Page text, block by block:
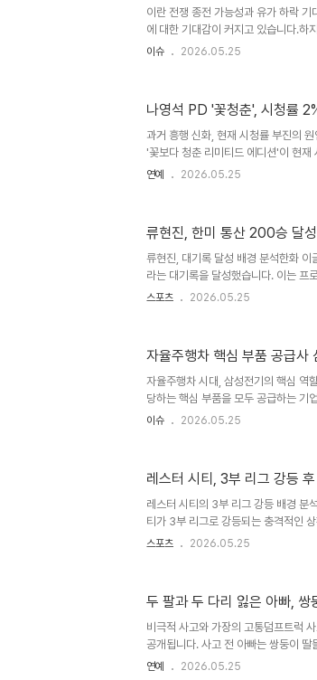
12년간 축적된 글로벌 서비스 운영
이란 전쟁 종전 가능성과 유가 하락
에 대한 기대감이 커지고 있습니다.하
실상 어렵고 내년은 되어야 가능할 것
엄'을 요구할 것이기 때문입니다.이러
정상화에는 상당한 시차가 존재합니다
의 물리적 복..
이슈 2026.05.25
나영석 PD '꽃청춘', 시청률
과거 흥행 신화, 현재 시청률 부진의
'꽃보다 청춘 리미티드 에디션'이 현
습니다. 과거 시즌3에서는 최고 시청
행히 민박집을 얻는 데 성공했습니다.
날 '베네핏 뽑기'에서 원하는 차를 뽑
로..
연예 2026.05.25
류현진, 한미 통산 200승 달
류현진, 대기록 달성 배경 분석한화
라는 대기록을 달성했습니다. 이는 프
역대 두 번째 기록입니다. 류현진 선
류현진 선수가 자신들에게 영감을 주
습니다. 류현진 선수의 소감 및 향후
감..
스포츠 2026.05.25
자율주행차 핵심 부품 공급사
자율주행차 시대, 삼성전기의 핵심 역
당하는 핵심 부품을 모두 공급하는 기
움직이는 자율주행 기술의 발전은 삼
예상됩니다. AI 반도체는 더 많은 전력
중요성이 커지고 있으며, AI 가속기
이슈 2026.05.25
레스터 시티, 3부 리그 강등
레스터 시티의 3부 리그 강등 배경 분
티가 3부 리그로 강등되는 충격적인
를 기록하며 리그1 강등이 확정되었습
료로 복귀할 예정입니다. 다만, 골키퍼
레스터 시티의 과거 영광과 현재 상
스포츠 2026.05.25
두 팔과 두 다리 잃은 아빠,
비극적 사고와 가장의 고통덤프트럭
공개됩니다. 사고 전 아빠는 쌍둥이 딸
니다. 아이들을 더는 손으로 안아줄 수
연예 2026.05.25